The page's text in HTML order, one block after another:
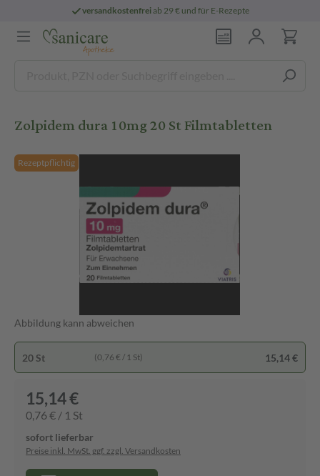
versandkostenfreiab 29 € und für E-Rezepte
Zolpidem dura 10mg 20 St Filmtabletten
Rezeptpflichtig
Abbildung kann abweichen
20 St (0,76 € / 1 St) 15,14 €
15,14 €
0,76 € / 1 St
sofort lieferbar
Preise inkl. MwSt. ggf. zzgl. Versandkosten